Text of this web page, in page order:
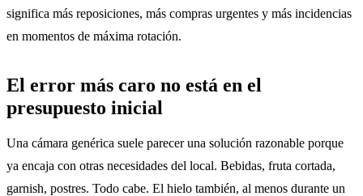
significa más reposiciones, más compras urgentes y más incidencias
en momentos de máxima rotación.
El error más caro no está en el
presupuesto inicial
Una cámara genérica suele parecer una solución razonable porque
ya encaja con otras necesidades del local. Bebidas, fruta cortada,
garnish, postres. Todo cabe. El hielo también, al menos durante un